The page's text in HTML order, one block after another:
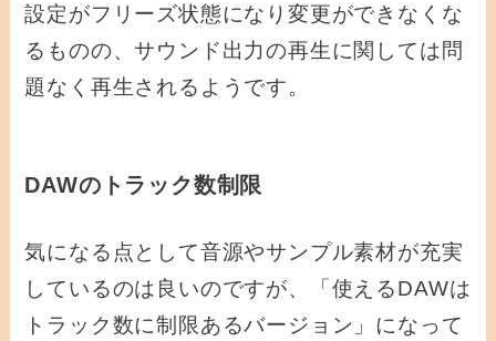
設定がフリーズ状態になり変更ができなくな
るものの、サウンド出力の再生に関しては問
題なく再生されるようです。
DAWのトラック数制限
気になる点として音源やサンプル素材が充実
しているのは良いのですが、「使えるDAWは
トラック数に制限あるバージョン」になって